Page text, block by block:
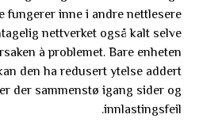
fungerer inne i andre nettlesere
nettverket også kalt selve
à problemet. Bare enheten
den ha redusert ytelse addert
der sammenstø igang sider og
innlastingsfeil.